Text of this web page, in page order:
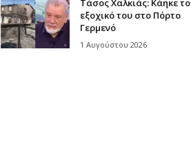
Τάσος Χαλκιάς: Κάηκε το
εξοχικό του στο Πόρτο
Γερμενό
1 Αυγούστου 2026